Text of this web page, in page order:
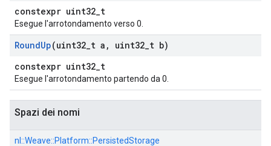
constexpr uint32_t
Esegue l'arrotondamento verso 0.
RoundUp(uint32 t a , uint32 t b)
constexpr uint32_t
Esegue l'arrotondamento partendo da 0.
Spazi dei nomi
nl::Weave::Platform::PersistedStorage